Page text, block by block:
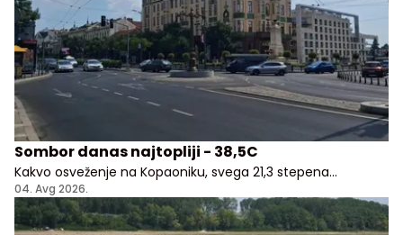
Sombor danas najtopliji - 38,5C
Kakvo osveženje na Kopaoniku, svega 21,3 stepena
Celzijusa!
04. Avg 2026.